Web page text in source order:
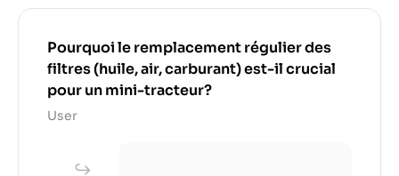
Pourquoi le remplacement régulier des
filtres (huile, air, carburant) est-il crucial
pour un mini-tracteur?
User